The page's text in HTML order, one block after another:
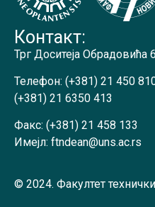
Контакт:
Трг Доситеја Обрадовића
Телефон: (+381) 21 450
(+381) 21 6350 413
Факс: (+381) 21 458 133
Имејл: ftndean@uns.ac.rs
© 2024. Факултет